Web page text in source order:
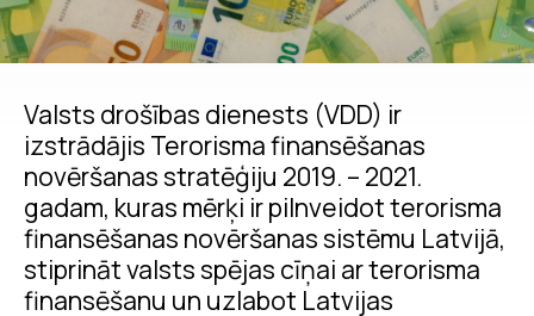
Valsts drošības dienests (VDD) ir
izstrādājis Terorisma finansēšanas
novēršanas stratēģiju 2019. – 2021.
gadam, kuras mērķi ir pilnveidot terorisma
finansēšanas novēršanas sistēmu Latvijā,
stiprināt valsts spējas cīņai ar terorisma
finansēšanu un uzlabot Latvijas